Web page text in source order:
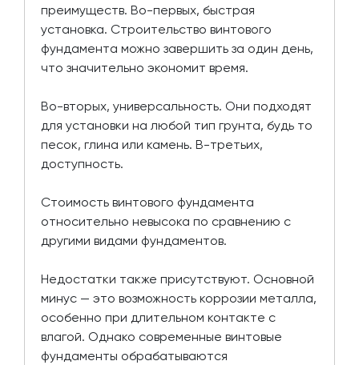
преимуществ. Во-первых, быстрая
установка. Строительство винтового
фундамента можно завершить за один день,
что значительно экономит время.
Во-вторых, универсальность. Они подходят
для установки на любой тип грунта, будь то
песок, глина или камень. В-третьих,
доступность.
Стоимость винтового фундамента
относительно невысока по сравнению с
другими видами фундаментов.
Недостатки также присутствуют. Основной
минус — это возможность коррозии металла,
особенно при длительном контакте с
влагой. Однако современные винтовые
фундаменты обрабатываются